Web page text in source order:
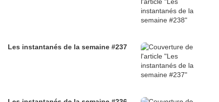
Les instantanés de la semaine #237